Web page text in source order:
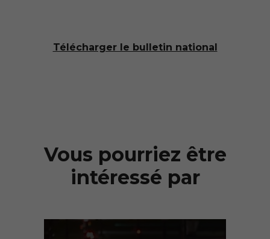
Télécharger le bulletin national
Vous pourriez être
intéressé par